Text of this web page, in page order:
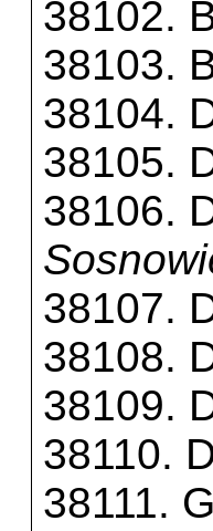
38102.
38103.
38104.
38105.
38106.
38107.
38108.
38109.
38110.
38111.